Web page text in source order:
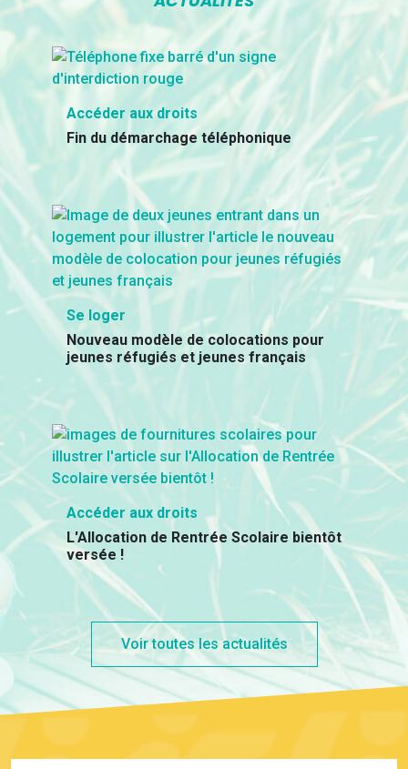
Accéder aux droits
Fin du démarchage téléphonique
Se loger
Nouveau modèle de colocations pour
jeunes réfugiés et jeunes français
Accéder aux droits
L'Allocation de Rentrée Scolaire bientôt
versée !
Voir toutes les actualités